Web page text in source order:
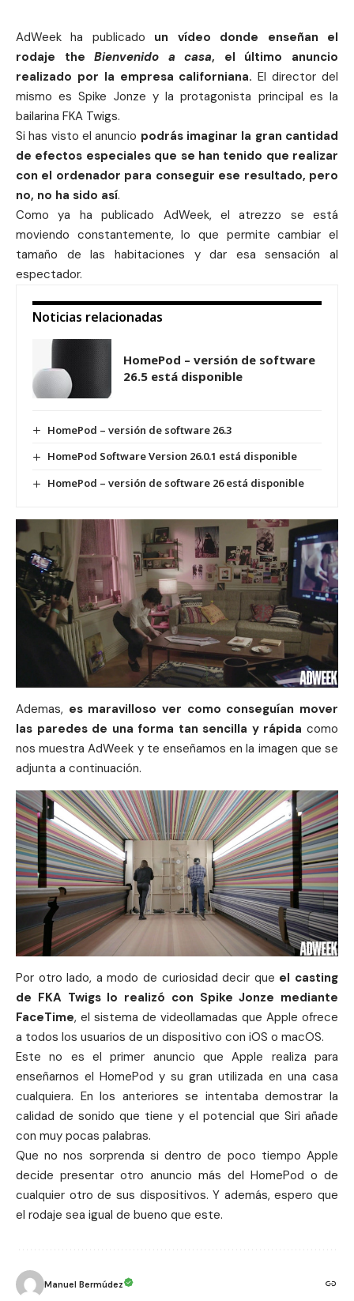
AdWeek ha publicado
un vídeo donde enseñan el
rodaje theBienvenido a casa, el último anuncio
realizado por la empresa californiana. El director del
mismo es Spike Jonze y la protagonista principal es la
bailarina FKA Twigs.
Si has visto el anuncio podrás imaginar la gran cantidad
de efectos especiales que se han tenido que realizar
con el ordenador para conseguir ese resultado, pero
no, no ha sido así.
Como ya ha publicado AdWeek, el atrezzo se está
moviendo constantemente, lo que permite cambiar el
tamaño de las habitaciones y dar esa sensación al
espectador.
Noticias relacionadas
HomePod – versión de software
26.5 está disponible
HomePod – versión de software 26.3
HomePod Software Version 26.0.1 está disponible
HomePod – versión de software 26 está disponible
Ademas, es maravilloso ver como conseguían mover
las paredes de una forma tan sencilla y rápida como
nos muestra AdWeek y te enseñamos en la imagen que se
adjunta a continuación.
Por otro lado, a modo de curiosidad decir que el casting
de FKA Twigs lo realizó con Spike Jonze mediante
FaceTime, el sistema de videollamadas que Apple ofrece
a todos los usuarios de un dispositivo con iOS o macOS.
Este no es el primer anuncio que Apple realiza para
enseñarnos el HomePod y su gran utilizada en una casa
cualquiera. En los anteriores se intentaba demostrar la
calidad de sonido que tiene y el potencial que Siri añade
con muy pocas palabras.
Que no nos sorprenda si dentro de poco tiempo Apple
decide presentar otro anuncio más del HomePod o de
cualquier otro de sus dispositivos. Y además, espero que
el rodaje sea igual de bueno que este.
Manuel Bermúdez